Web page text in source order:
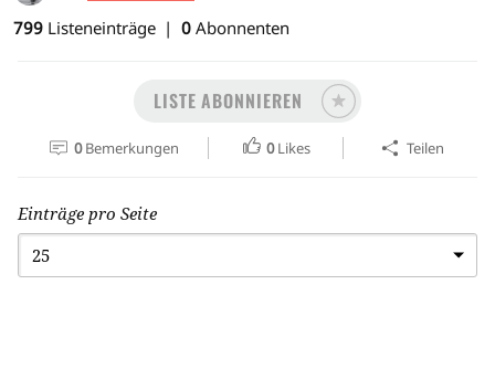
799 Listeneinträge 0 Abonnenten
LISTE ABONNIEREN
0 Bemerkungen 0 Likes Teilen
Einträge pro Seite